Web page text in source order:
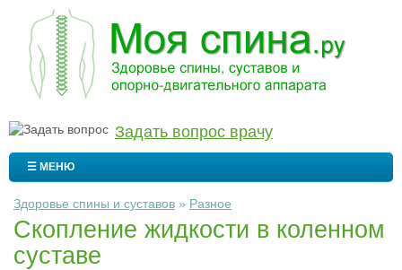
Задать вопрос врачу
☰ МЕНЮ
Здоровье спины и суставов » Разное
Скопление жидкости в коленном
суставе